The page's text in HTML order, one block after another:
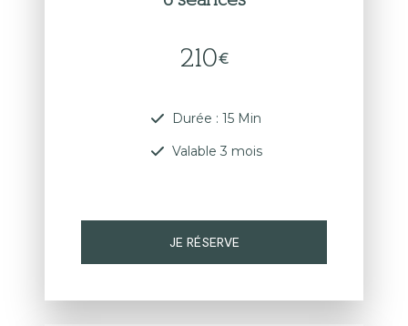
210€
Durée : 15 Min
Valable 3 mois
JE RÉSERVE